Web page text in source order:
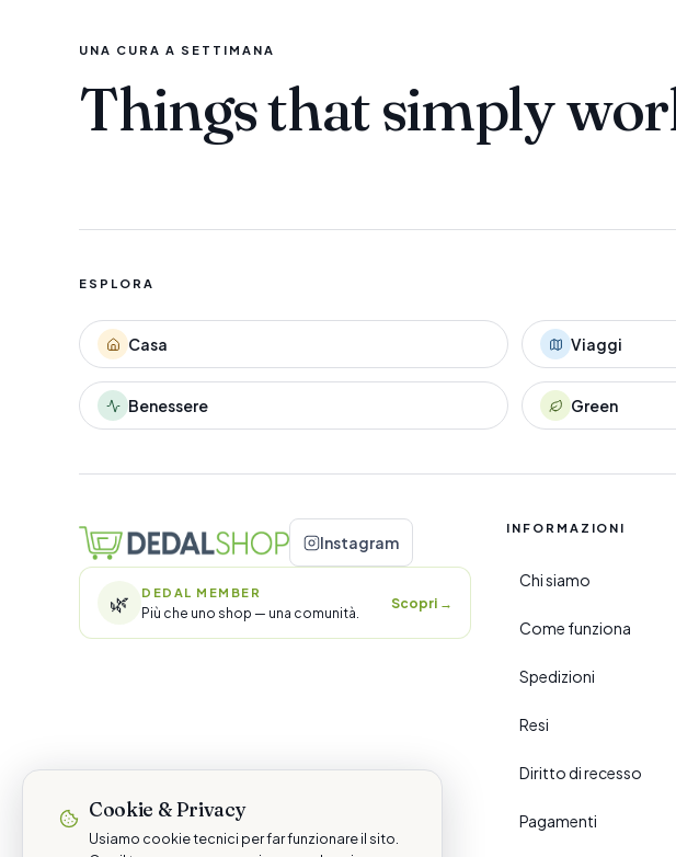
UNA CURA A SETTIMANA
Things that simply
ESPLORA
Casa Viaggi
Benessere Green
Instagram
🌿 DEDAL MEMBER
Più che uno shop — una comunità.
Scopri→
INFORMAZIONI
Chi siamo
Come funziona
Spedizioni
Resi
Diritto di recesso
Pagamenti
Cookie & Privacy
Usiamo cookie tecnici per far funzionare il sito.